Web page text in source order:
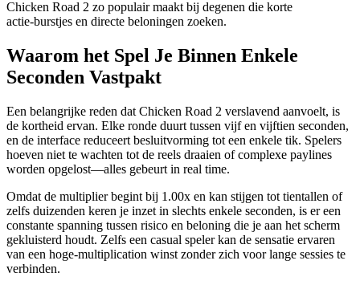
Chicken Road 2 zo populair maakt bij degenen die korte
actie‑burstjes en directe beloningen zoeken.
Waarom het Spel Je Binnen Enkele
Seconden Vastpakt
Een belangrijke reden dat Chicken Road 2 verslavend aanvoelt, is
de kortheid ervan. Elke ronde duurt tussen vijf en vijftien seconden,
en de interface reduceert besluitvorming tot een enkele tik. Spelers
hoeven niet te wachten tot de reels draaien of complexe paylines
worden opgelost—alles gebeurt in real time.
Omdat de multiplier begint bij 1.00x en kan stijgen tot tientallen of
zelfs duizenden keren je inzet in slechts enkele seconden, is er een
constante spanning tussen risico en beloning die je aan het scherm
gekluisterd houdt. Zelfs een casual speler kan de sensatie ervaren
van een hoge‑multiplication winst zonder zich voor lange sessies te
verbinden.